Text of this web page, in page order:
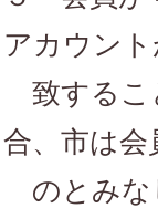
アカウン
致するこ
合、市は
のとみな